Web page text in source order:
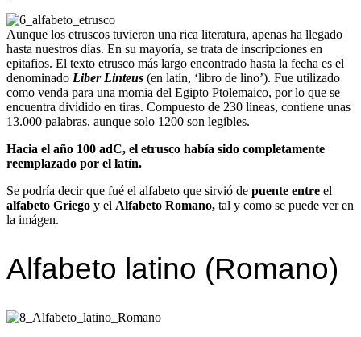
Aunque los etruscos tuvieron una rica literatura, apenas ha llegado
hasta nuestros días. En su mayoría, se trata de inscripciones en
epitafios. El texto etrusco más largo encontrado hasta la fecha es el
denominado Liber Linteus (en latín, ‘libro de lino’). Fue utilizado
como venda para una momia del Egipto Ptolemaico, por lo que se
encuentra dividido en tiras. Compuesto de 230 líneas, contiene unas
13.000 palabras, aunque solo 1200 son legibles.
Hacia el año 100 adC, el etrusco había sido completamente
reemplazado por el latín.
Se podría decir que fué el alfabeto que sirvió de puente entre el
alfabeto Griego y el Alfabeto Romano, tal y como se puede ver en
la imágen.
Alfabeto latino (Romano)